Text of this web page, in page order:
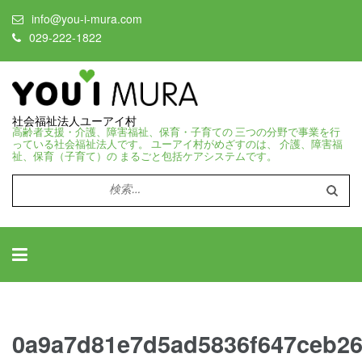
info@you-i-mura.com
029-222-1822
社会福祉法人ユーアイ村
高齢者支援・介護、障害福祉、保育・子育ての 三つの分野で事業を行
っている社会福祉法人です。 ユーアイ村がめざすのは、 介護、障害福
祉、保育（子育て）の まるごと包括ケアシステムです。
検
索: